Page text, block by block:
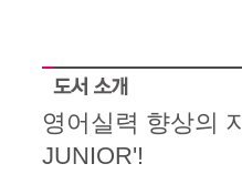
영어실력 향상의
JUNIOR'!